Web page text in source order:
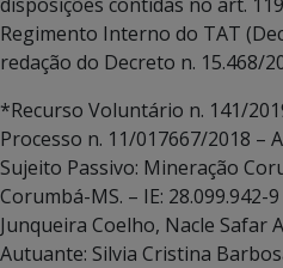
Regimento Interno do TAT
redação do Decreto n. 15.468/
*Recurso Voluntário n. 141/
Processo n. 11/017667/2018 –
Sujeito Passivo: Mineração
Corumbá-MS. – IE: 28.099.942-
Junqueira Coelho, Nacle Safar
Autuante: Silvia Cristina